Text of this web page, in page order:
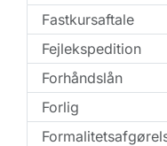
Fastkursaftale
Fejlekspedition
Forhåndslån
Forlig